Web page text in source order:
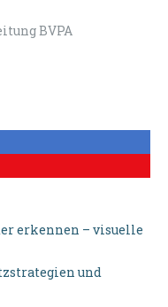
BVPA
erkennen – visuelle
und